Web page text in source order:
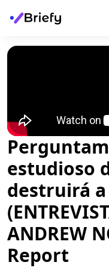
estudioso
destruirá
ANDREW
Report